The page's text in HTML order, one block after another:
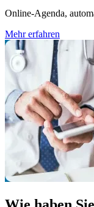
Online-Agenda,
Mehr erfahren